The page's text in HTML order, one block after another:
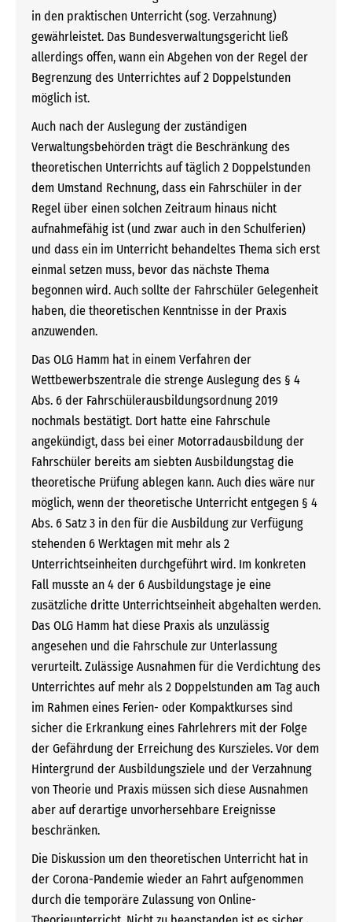
in den praktischen Unterricht (sog. Verzahnung)
gewährleistet. Das Bundesverwaltungsgericht ließ
allerdings offen, wann ein Abgehen von der Regel der
Begrenzung des Unterrichtes auf 2 Doppelstunden
möglich ist.
Auch nach der Auslegung der zuständigen
Verwaltungsbehörden trägt die Beschränkung des
theoretischen Unterrichts auf täglich 2 Doppelstunden
dem Umstand Rechnung, dass ein Fahrschüler in der
Regel über einen solchen Zeitraum hinaus nicht
aufnahmefähig ist (und zwar auch in den Schulferien)
und dass ein im Unterricht behandeltes Thema sich erst
einmal setzen muss, bevor das nächste Thema
begonnen wird. Auch sollte der Fahrschüler Gelegenheit
haben, die theoretischen Kenntnisse in der Praxis
anzuwenden.
Das OLG Hamm hat in einem Verfahren der
Wettbewerbszentrale die strenge Auslegung des § 4
Abs. 6 der Fahrschülerausbildungsordnung 2019
nochmals bestätigt. Dort hatte eine Fahrschule
angekündigt, dass bei einer Motorradausbildung der
Fahrschüler bereits am siebten Ausbildungstag die
theoretische Prüfung ablegen kann. Auch dies wäre nur
möglich, wenn der theoretische Unterricht entgegen § 4
Abs. 6 Satz 3 in den für die Ausbildung zur Verfügung
stehenden 6 Werktagen mit mehr als 2
Unterrichtseinheiten durchgeführt wird. Im konkreten
Fall musste an 4 der 6 Ausbildungstage je eine
zusätzliche dritte Unterrichtseinheit abgehalten werden.
Das OLG Hamm hat diese Praxis als unzulässig
angesehen und die Fahrschule zur Unterlassung
verurteilt. Zulässige Ausnahmen für die Verdichtung des
Unterrichtes auf mehr als 2 Doppelstunden am Tag auch
im Rahmen eines Ferien- oder Kompaktkurses sind
sicher die Erkrankung eines Fahrlehrers mit der Folge
der Gefährdung der Erreichung des Kurszieles. Vor dem
Hintergrund der Ausbildungsziele und der Verzahnung
von Theorie und Praxis müssen sich diese Ausnahmen
aber auf derartige unvorhersehbare Ereignisse
beschränken.
Die Diskussion um den theoretischen Unterricht hat in
der Corona-Pandemie wieder an Fahrt aufgenommen
durch die temporäre Zulassung von Online-